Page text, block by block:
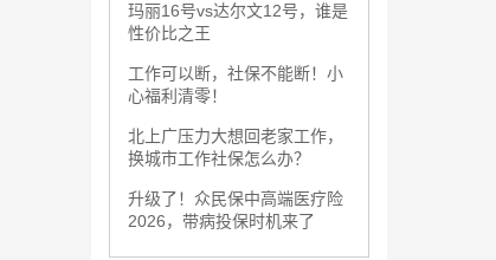
玛丽16号vs达尔文12号，谁是
性价比之王
工作可以断，社保不能断！小
心福利清零！
北上广压力大想回老家工作，
换城市工作社保怎么办？
升级了！众民保中高端医疗险
2026，带病投保时机来了